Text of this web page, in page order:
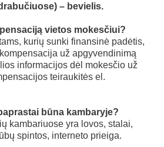
– bevielis.
vietos mokesčiui?
kurių sunki finansinė padėtis,
už apgyvendinimą
informacijos dėl mokesčio už
teiraukitės el.
būna kambaryje?
kambariuose yra lovos, stalai,
spintos, interneto prieiga.